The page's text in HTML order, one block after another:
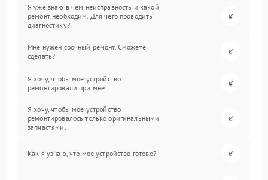
Я уже знаю в чем неисправность и какой
ремонт необходим. Для чего проводить
диагностику?
Мне нужен срочный ремонт. Сможете
сделать?
Я хочу, чтобы мое устройство
ремонтировали при мне.
Я хочу, чтобы мое устройство
ремонтировалось только оригинальными
запчастями.
Как я узнаю, что мое устройство готово?